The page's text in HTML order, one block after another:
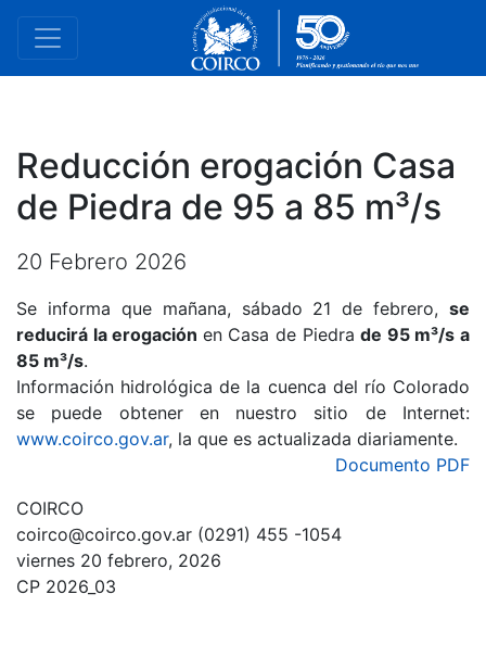
Reducción erogación Casa
de Piedra de 95 a 85 m³/s
20 Febrero 2026
Se informa que mañana, sábado 21 de febrero, se
reducirá la erogación en Casa de Piedrade 95 m³/s a
85 m³/s.
Información hidrológica de la cuenca del río Colorado
se puede obtener en nuestro sitio de Internet:
www.coirco.gov.ar, la que es actualizada diariamente.
Documento PDF
COIRCO
coirco@coirco.gov.ar (0291) 455 -1054
viernes 20 febrero, 2026
CP 2026_03